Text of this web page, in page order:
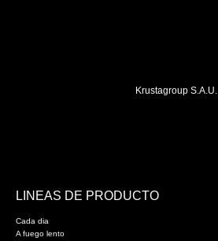
Krustagroup S.A.U.
LINEAS DE PRODUCTO
Cada dia
A fuego lento